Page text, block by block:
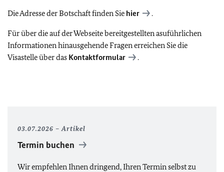
Die Adresse der Botschaft finden Sie hier .
Für über die auf der Webseite bereitgestellten asuführlichen
Informationen hinausgehende Fragen erreichen Sie die
Visastelle über das Kontaktformular .
03.07.2026 Artikel
Termin buchen
Wir empfehlen Ihnen dringend, Ihren Termin selbst zu